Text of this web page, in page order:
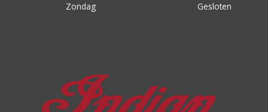
Zondag
Gesloten